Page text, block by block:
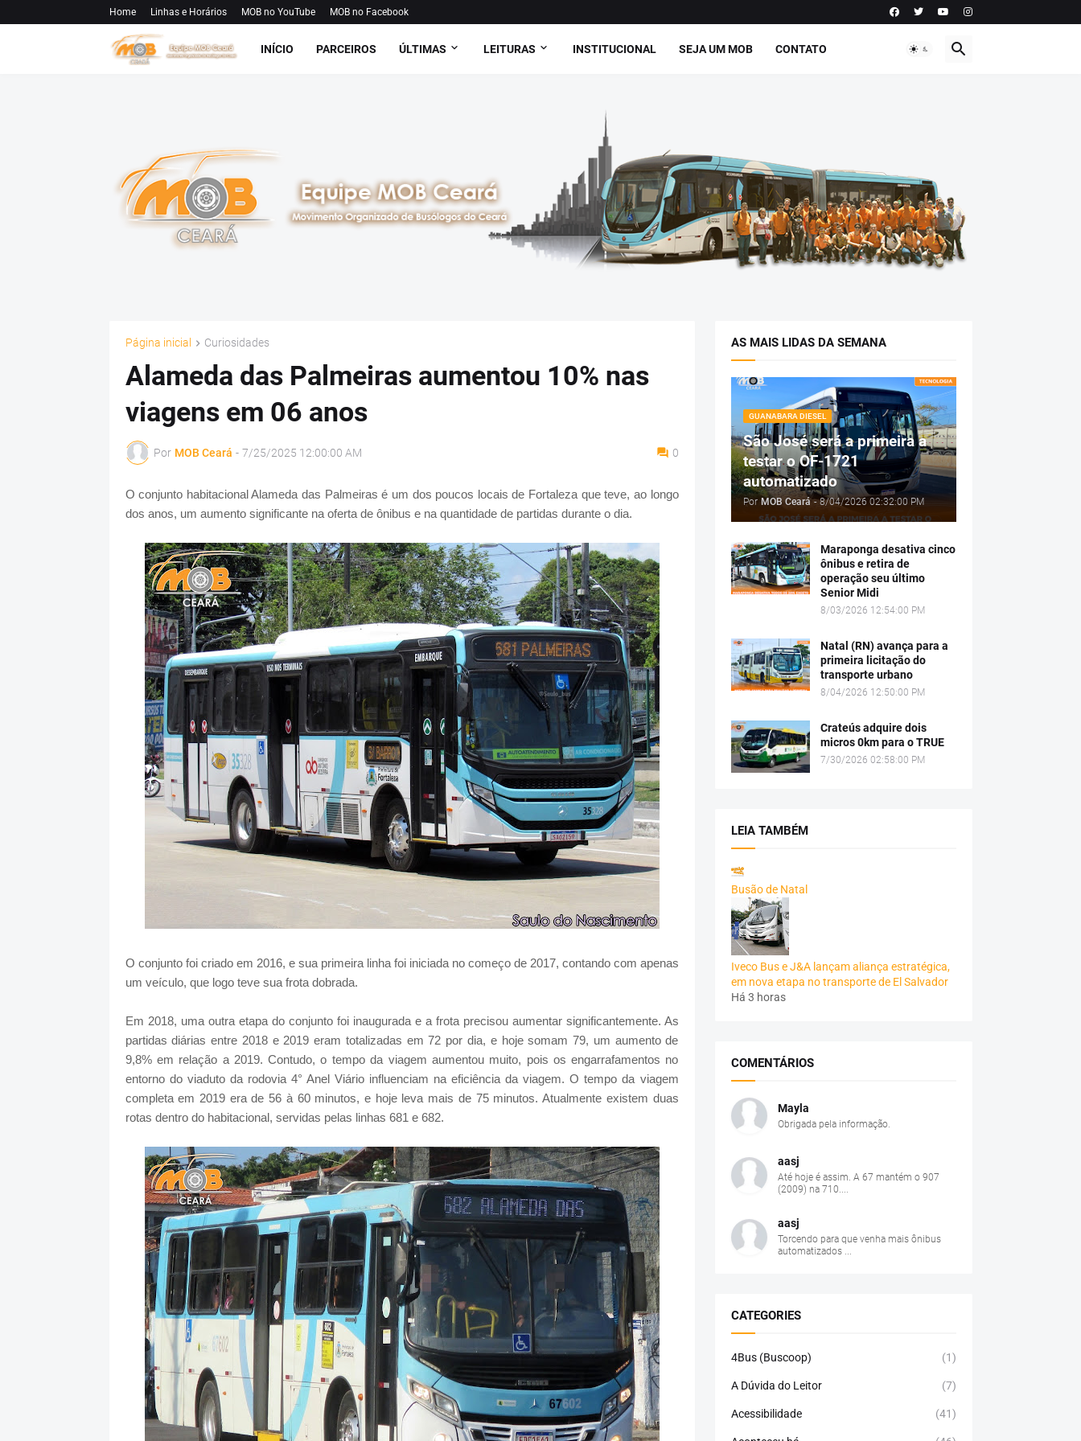
Home Linhas e Horários MOB no YouTube MOB no Facebook
INÍCIO PARCEIROS ÚLTIMAS LEITURAS INSTITUCIONAL SEJA UM MOB CONTATO
Página inicial Curiosidades
Alameda das Palmeiras aumentou 10% nas
viagens em 06 anos
Por MOB Ceará - 7/25/2025 12:00:00 AM 0
O conjunto habitacional Alameda das Palmeiras é um dos poucos locais de Fortaleza que teve, ao longo
dos anos, um aumento significante na oferta de ônibus e na quantidade de partidas durante o dia.
O conjunto foi criado em 2016, e sua primeira linha foi iniciada no começo de 2017, contando com apenas
um veículo, que logo teve sua frota dobrada.
Em 2018, uma outra etapa do conjunto foi inaugurada e a frota precisou aumentar significantemente. As
partidas diárias entre 2018 e 2019 eram totalizadas em 72 por dia, e hoje somam 79, um aumento de
9,8% em relação a 2019. Contudo, o tempo da viagem aumentou muito, pois os engarrafamentos no
entorno do viaduto da rodovia 4° Anel Viário influenciam na eficiência da viagem. O tempo da viagem
completa em 2019 era de 56 à 60 minutos, e hoje leva mais de 75 minutos. Atualmente existem duas
rotas dentro do habitacional, servidas pelas linhas 681 e 682.
AS MAIS LIDAS DA SEMANA
GUANABARA DIESEL
São José será a primeira a
testar o OF-1721
automatizado
Por MOB Ceará - 8/04/2026 02:32:00 PM
Maraponga desativa cinco
ônibus e retira de
operação seu último
Senior Midi
8/03/2026 12:54:00 PM
Natal (RN) avança para a
primeira licitação do
transporte urbano
8/04/2026 12:50:00 PM
Crateús adquire dois
micros 0km para o TRUE
7/30/2026 02:58:00 PM
LEIA TAMBÉM
Busão de Natal
Iveco Bus e J&A lançam aliança estratégica,
em nova etapa no transporte de El Salvador
Há 3 horas
COMENTÁRIOS
Mayla
Obrigada pela informação.
aasj
Até hoje é assim. A 67 mantém o 907
(2009) na 710....
aasj
Torcendo para que venha mais ônibus
automatizados ...
CATEGORIES
4Bus (Buscoop) (1)
A Dúvida do Leitor (7)
Acessibilidade (41)